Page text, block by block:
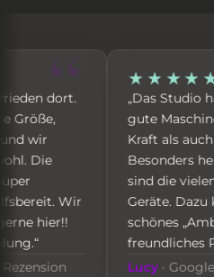
dort.
wir
Die
Wir
hier!!
★★★★★
„Das Studio hat
gute
Kraft als auch
Besonders
sind die vielen
Geräte. Dazu
schönes
freundliches
Lucy· Google